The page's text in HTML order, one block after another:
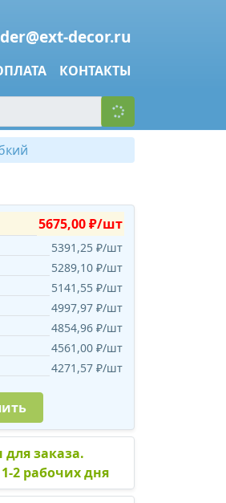
decor.ru
КОНТАКТЫ
5675,00 ₽/шт
5391,25 ₽/шт
5289,10 ₽/шт
5141,55 ₽/шт
4997,97 ₽/шт
4854,96 ₽/шт
4561,00 ₽/шт
4271,57 ₽/шт
для заказа.
2 рабочих дня